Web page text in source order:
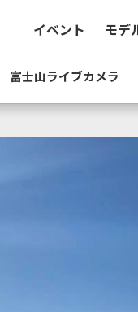
イベント モデ
富士山ライブカメラ